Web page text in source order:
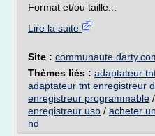
Format et/ou taille...
Lire la suite
Site :
Thèmes liés : adaptateur
adaptateur tnt enregistreur
enregistreur programmable /
enregistreur usb / acheter
hd